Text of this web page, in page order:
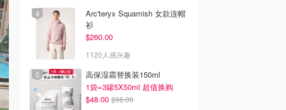
Arc'teryx Squamish 女款连帽
衫
$260.00
1120人感兴趣
高保湿霜替换装150ml
1袋=3罐5X50ml 超值换购
$48.00 $96.00